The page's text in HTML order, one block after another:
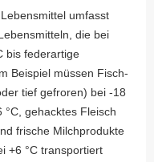
umfasst
die bei
bis federartige
Beispiel müssen Fisch-
tief gefroren) bei -18
°C, gehacktes Fleisch
frische Milchprodukte
+6 °C transportiert